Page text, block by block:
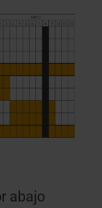
abajo